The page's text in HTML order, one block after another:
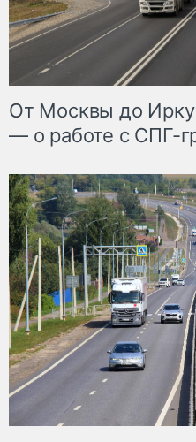
От Москвы до
— о работе с СПГ-